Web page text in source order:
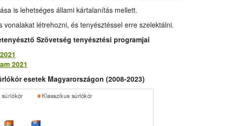
is lehetséges állami kártalanítás mellett.
vonalakat létrehozni, és tenyésztéssel erre szelektálni.
Szövetség tenyésztési programjai
2021
esetek Magyarországon (2008-2023)